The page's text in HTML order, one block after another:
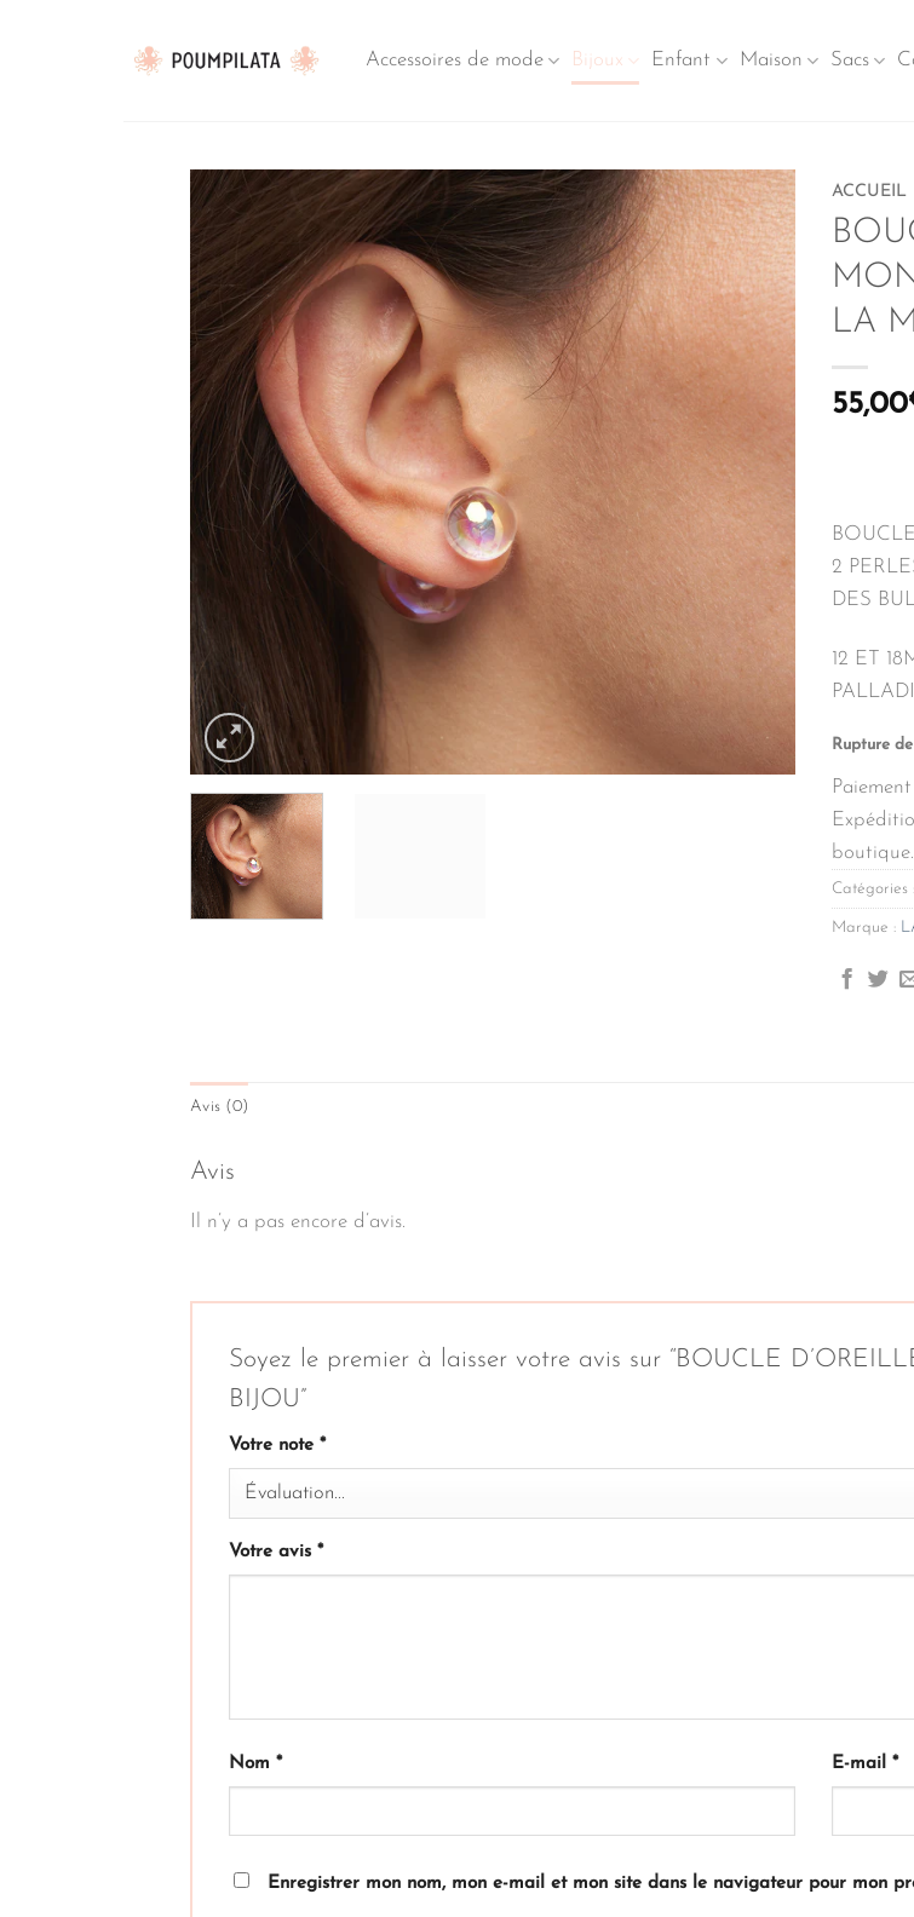
contenu
Accessoires de mode Bijoux Enfant Maison Sacs
ACCUEIL
LA
55,00
2
DES
12 ET
Rupture
boutique.
Catégories :
Marque :
Avis (0)
Avis
Il n’y a pas encore d’avis.
Soyez le premier à laisser votre avis sur “BOUCLE
BIJOU”
Votre note *
Votre avis *
Nom * E-mail *
Enregistrer mon nom, mon e-mail et mon site dans le navigateur pour mon